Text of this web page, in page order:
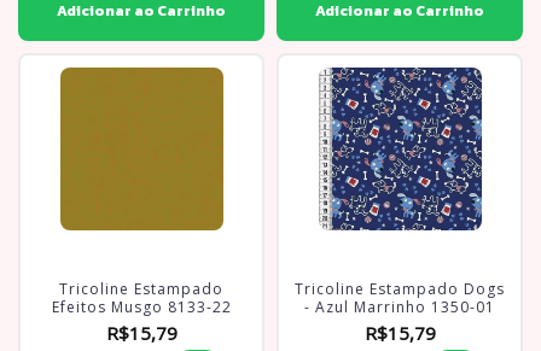
Tricoline Estampado
Efeitos Musgo 8133-22
R$15,79
Tricoline Estampado Dogs
- Azul Marrinho 1350-01
R$15,79